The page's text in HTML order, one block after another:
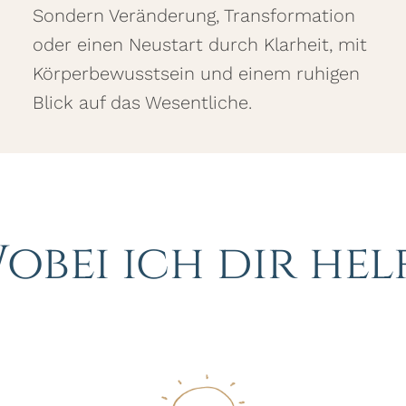
Sondern Veränderung, Transformation
oder einen Neustart durch Klarheit, mit
Körperbewusstsein und einem ruhigen
Blick auf das Wesentliche.
ich dir